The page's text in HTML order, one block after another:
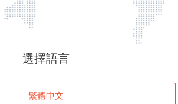
頁面無法顯示
登入
選擇語言
繁體中文